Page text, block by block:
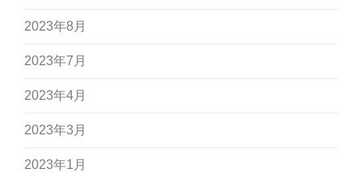
2023年8月
2023年7月
2023年4月
2023年3月
2023年1月